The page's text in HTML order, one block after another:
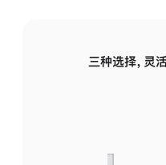
三种选择，灵